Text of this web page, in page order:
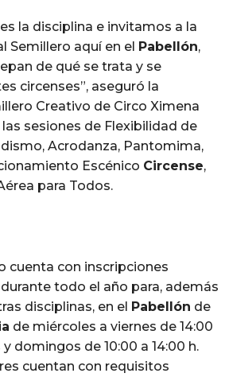
la disciplina e invitamos a la
Semillero aquí en el Pabellón,
de qué se trata y se
circenses”, aseguró la
Creativo de Circo Ximena
sesiones de Flexibilidad de
Acrodanza, Pantomima,
Escénico Circense,
para Todos.
cuenta con inscripciones
todo el año para, además
disciplinas, en el Pabellón de
de miércoles a viernes de 14:00
domingos de 10:00 a 14:00 h.
cuentan con requisitos